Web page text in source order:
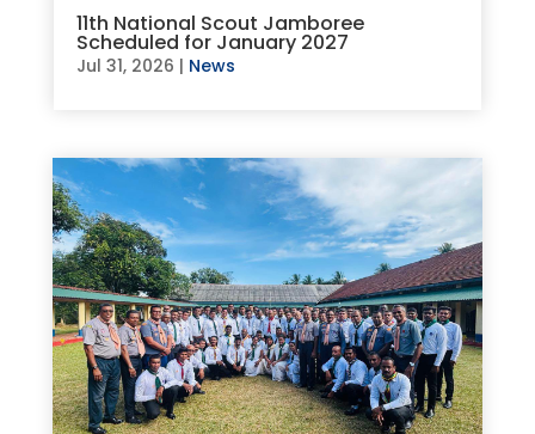
11th National Scout Jamboree
Scheduled for January 2027
Jul 31, 2026 | News